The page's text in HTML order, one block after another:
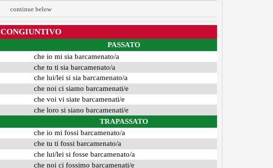
continue below
CONGIUNTIVO
PASSATO
che io mi sia barcamenato/a
che tu ti sia barcamenato/a
che lui/lei si sia barcamenato/a
che noi ci siamo barcamenati/e
che voi vi siate barcamenati/e
che loro si siano barcamenati/e
TRAPASSATO
che io mi fossi barcamenato/a
che tu ti fossi barcamenato/a
che lui/lei si fosse barcamenato/a
che noi ci fossimo barcamenati/e